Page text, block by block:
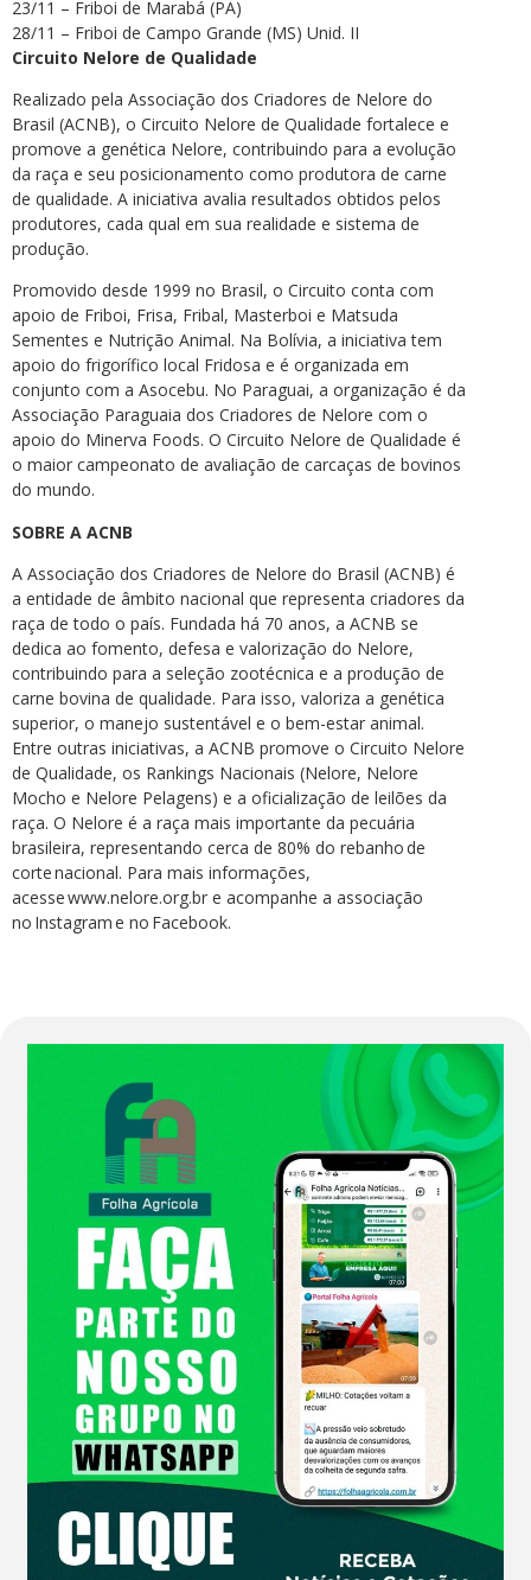
23/11 – Friboi de Marabá (PA)
28/11 – Friboi de Campo Grande (MS) Unid. II
Circuito Nelore de Qualidade
Realizado pela Associação dos Criadores de Nelore do
Brasil (ACNB), o Circuito Nelore de Qualidade fortalece e
promove a genética Nelore, contribuindo para a evolução
da raça e seu posicionamento como produtora de carne
de qualidade. A iniciativa avalia resultados obtidos pelos
produtores, cada qual em sua realidade e sistema de
produção.
Promovido desde 1999 no Brasil, o Circuito conta com
apoio de Friboi, Frisa, Fribal, Masterboi e Matsuda
Sementes e Nutrição Animal. Na Bolívia, a iniciativa tem
apoio do frigorífico local Fridosa e é organizada em
conjunto com a Asocebu. No Paraguai, a organização é da
Associação Paraguaia dos Criadores de Nelore com o
apoio do Minerva Foods. O Circuito Nelore de Qualidade é
o maior campeonato de avaliação de carcaças de bovinos
do mundo.
SOBRE A ACNB
A Associação dos Criadores de Nelore do Brasil (ACNB) é
a entidade de âmbito nacional que representa criadores da
raça de todo o país. Fundada há 70 anos, a ACNB se
dedica ao fomento, defesa e valorização do Nelore,
contribuindo para a seleção zootécnica e a produção de
carne bovina de qualidade. Para isso, valoriza a genética
superior, o manejo sustentável e o bem-estar animal.
Entre outras iniciativas, a ACNB promove o Circuito Nelore
de Qualidade, os Rankings Nacionais (Nelore, Nelore
Mocho e Nelore Pelagens) e a oficialização de leilões da
raça. O Nelore é a raça mais importante da pecuária
brasileira, representando cerca de 80% do rebanho de
corte nacional. Para mais informações,
acesse www.nelore.org.br e acompanhe a associação
no Instagram e no Facebook.